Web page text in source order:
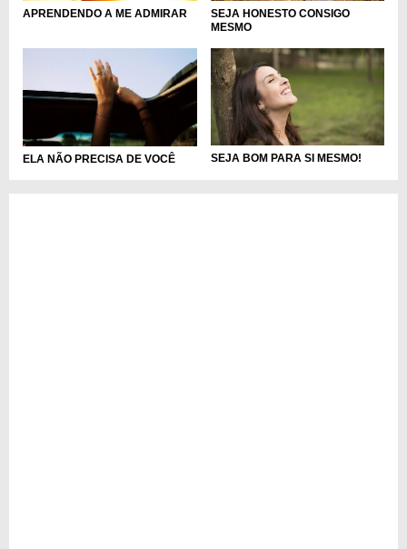
APRENDENDO A ME ADMIRAR
SEJA HONESTO CONSIGO
MESMO
ELA NÃO PRECISA DE VOCÊ SEJA BOM PARA SI MESMO!